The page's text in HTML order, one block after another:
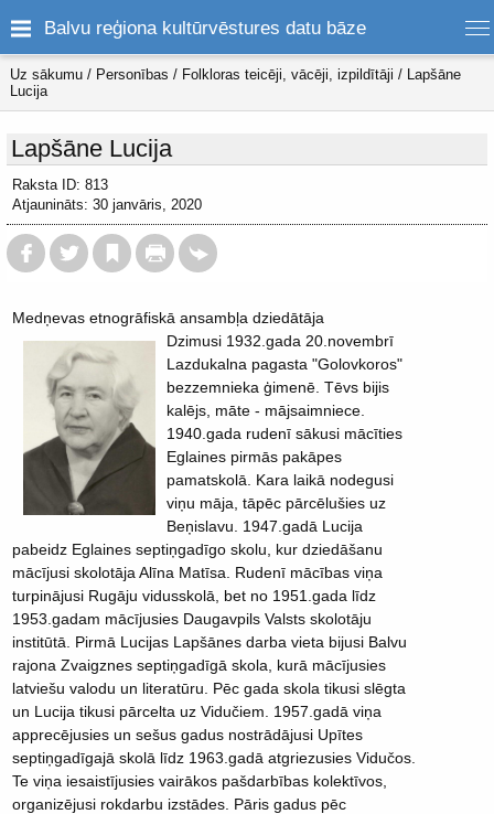
Balvu reģiona kultūrvēstures datu bāze
Uz sākumu / Personības / Folkloras teicēji, vācēji, izpildītāji / Lapšāne
Lucija
Lapšāne Lucija
Raksta ID: 813
Atjaunināts: 30 janvāris, 2020
Medņevas etnogrāfiskā ansambļa dziedātāja
Dzimusi 1932.gada 20.novembrī
Lazdukalna pagasta "Golovkoros"
bezzemnieka ģimenē. Tēvs bijis
kalējs, māte - mājsaimniece.
1940.gada rudenī sākusi mācīties
Eglaines pirmās pakāpes
pamatskolā. Kara laikā nodegusi
viņu māja, tāpēc pārcēlušies uz
Beņislavu. 1947.gadā Lucija
pabeidz Eglaines septiņgadīgo skolu, kur dziedāšanu
mācījusi skolotāja Alīna Matīsa. Rudenī mācības viņa
turpinājusi Rugāju vidusskolā, bet no 1951.gada līdz
1953.gadam mācījusies Daugavpils Valsts skolotāju
institūtā. Pirmā Lucijas Lapšānes darba vieta bijusi Balvu
rajona Zvaigznes septiņgadīgā skola, kurā mācījusies
latviešu valodu un literatūru. Pēc gada skola tikusi slēgta
un Lucija tikusi pārcelta uz Vidučiem. 1957.gadā viņa
apprecējusies un sešus gadus nostrādājusi Upītes
septiņgadīgajā skolā līdz 1963.gadā atgriezusies Vidučos.
Te viņa iesaistījusies vairākos pašdarbības kolektīvos,
organizējusi rokdarbu izstādes. Pāris gadus pēc